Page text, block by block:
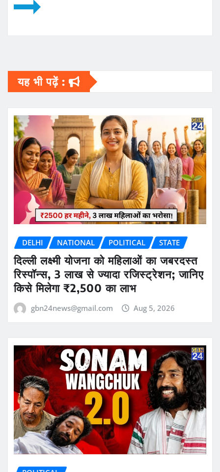
यह भी पढ़ें :
DELHI NATIONAL POLITICAL STATE
दिल्ली लक्ष्मी योजना को महिलाओं का जबरदस्त
रिस्पॉन्स, 3 लाख से ज्यादा रजिस्ट्रेशन; जानिए
किसे मिलेगा ₹2,500 का लाभ
gbn24news@gmail.com Aug 5, 2026